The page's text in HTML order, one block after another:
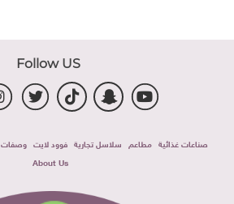
Follow US
صناعات غذائية مطاعم سلاسل تجارية فوود لايت وصفات
About Us